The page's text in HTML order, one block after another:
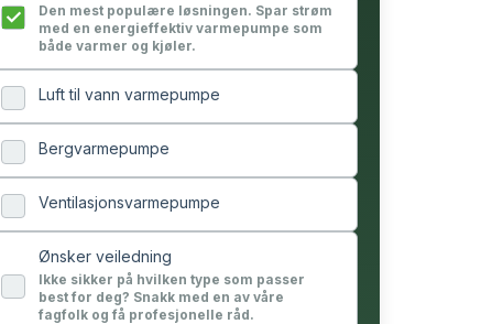
Den mest populære løsningen. Spar strøm
med en energieffektiv varmepumpe som
både varmer og kjøler.
Luft til vann varmepumpe
Bergvarmepumpe
Ventilasjonsvarmepumpe
Ønsker veiledning
Ikke sikker på hvilken type som passer
best for deg? Snakk med en av våre
fagfolk og få profesjonelle råd.